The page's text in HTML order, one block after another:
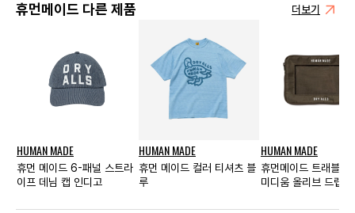
휴먼메이드 다른 제품 더보기
HUMAN MADE
휴먼 메이드 6-패널 스트라
이프 데님 캡 인디고
HUMAN MADE
휴먼 메이드 컬러 티셔츠 블
루
HUMAN MADE
휴먼메이드 트래블 케
미디움 올리브 드랩